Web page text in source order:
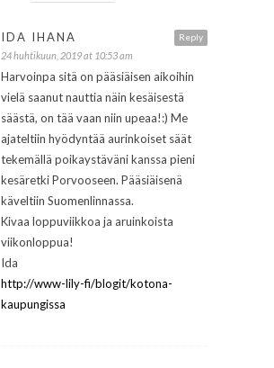
Reply
IDA IHANA
24 huhtikuun, 2019 at 10:53 am
Harvoinpa sitä on pääsiäisen aikoihin
vielä saanut nauttia näin kesäisestä
säästä, on tää vaan niin upeaa!:) Me
ajateltiin hyödyntää aurinkoiset säät
tekemällä poikaystäväni kanssa pieni
kesäretki Porvooseen. Pääsiäisenä
käveltiin Suomenlinnassa.
Kivaa loppuviikkoa ja aruinkoista
viikonloppua!
Ida
http://www-lily-fi/blogit/kotona-
kaupungissa